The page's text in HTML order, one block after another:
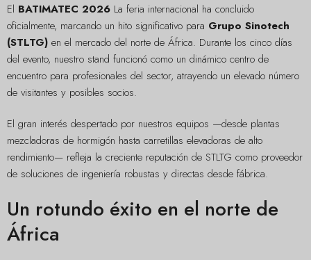
El BATIMATEC 2026 La feria internacional ha concluido
oficialmente, marcando un hito significativo para Grupo Sinotech
(STLTG) en el mercado del norte de África. Durante los cinco días
del evento, nuestro stand funcionó como un dinámico centro de
encuentro para profesionales del sector, atrayendo un elevado número
de visitantes y posibles socios.
El gran interés despertado por nuestros equipos —desde plantas
mezcladoras de hormigón hasta carretillas elevadoras de alto
rendimiento— refleja la creciente reputación de STLTG como proveedor
de soluciones de ingeniería robustas y directas desde fábrica.
Un rotundo éxito en el norte de
África